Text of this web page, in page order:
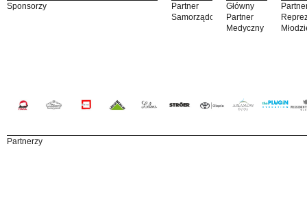
Sponsorzy
Partner
Samorządowy
Główny
Partner
Medyczny
Partnerzy